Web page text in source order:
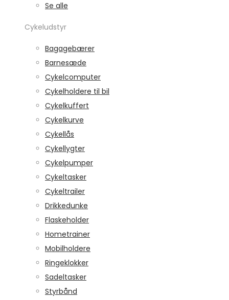
Se alle
Cykeludstyr
Bagagebærer
Barnesæde
Cykelcomputer
Cykelholdere til bil
Cykelkuffert
Cykelkurve
Cykellås
Cykellygter
Cykelpumper
Cykeltasker
Cykeltrailer
Drikkedunke
Flaskeholder
Hometrainer
Mobilholdere
Ringeklokker
Sadeltasker
Styrbånd